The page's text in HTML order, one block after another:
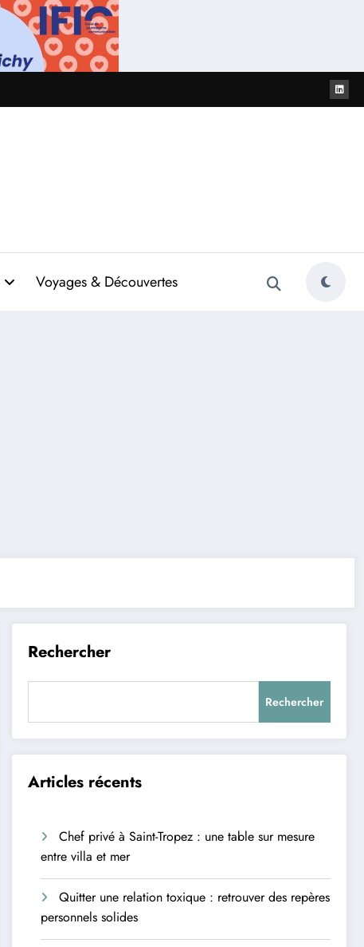
Voyages & Découvertes
Rechercher
Rechercher
Articles récents
Chef privé à Saint-Tropez : une table sur mesure
entre villa et mer
Quitter une relation toxique : retrouver des repères
personnels solides